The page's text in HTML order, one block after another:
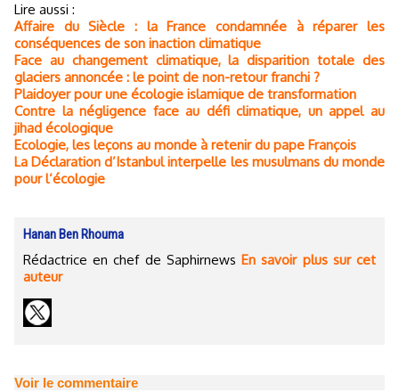
Lire aussi :
Affaire du Siècle : la France condamnée à réparer les
conséquences de son inaction climatique
Face au changement climatique, la disparition totale des
glaciers annoncée : le point de non-retour franchi ?
Plaidoyer pour une écologie islamique de transformation
Contre la négligence face au défi climatique, un appel au
jihad écologique
Ecologie, les leçons au monde à retenir du pape François
La Déclaration d’Istanbul interpelle les musulmans du monde
pour l’écologie
Hanan Ben Rhouma
Rédactrice en chef de Saphirnews En savoir plus sur cet
auteur
Voir le commentaire